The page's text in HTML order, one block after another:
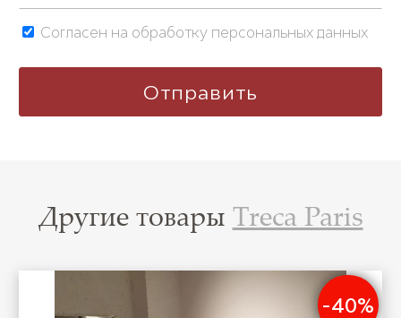
Согласен на обработку персональных данных
Другие товары Treca Paris
-40%